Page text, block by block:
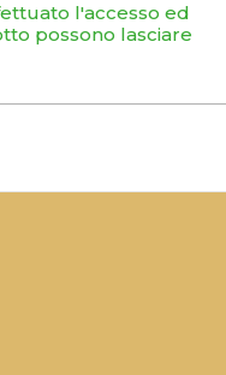
l'accesso ed
possono lasciare